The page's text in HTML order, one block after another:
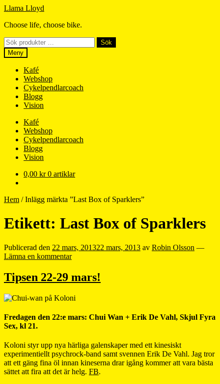
Hoppa
navigering
Hoppa
innehåll
Llama Lloyd
Choose life, choose bike.
Sök
efter:
Sök
Meny
Kafé
Webshop
Cykelpendlarcoach
Blogg
Vision
Kafé
Webshop
Cykelpendlarcoach
Blogg
Vision
0,00 kr 0 artiklar
Hem /Inlägg märkta ”Last Box of Sparklers”
Etikett: Last Box of Sparklers
Publicerad den 22 mars, 201322 mars, 2013 av Robin Olsson —
Lämna en kommentar
Tipsen 22-29 mars!
Fredagen den 22:e mars: Chui Wan + Erik De Vahl, Skjul Fyra
Sex, kl 21.
Koloni styr upp nya härliga galenskaper med ett kinesiskt
experimentiellt psychrock-band samt svennen Erik De Vahl. Jag tror
att ett gäng fina öl innan kineserna drar igång kommer att vara bästa
sättet att fira att det är helg. FB.